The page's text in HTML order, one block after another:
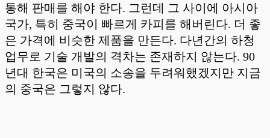
통해 판매를 해야 한다. 그런데 그 사이에 아시아
국가, 특히 중국이 빠르게 카피를 해버린다. 더 좋
은 가격에 비슷한 제품을 만든다. 다년간의 하청
업무로 기술 개발의 격차는 존재하지 않는다. 90
년대 한국은 미국의 소송을 두려워했겠지만 지금
의 중국은 그렇지 않다.